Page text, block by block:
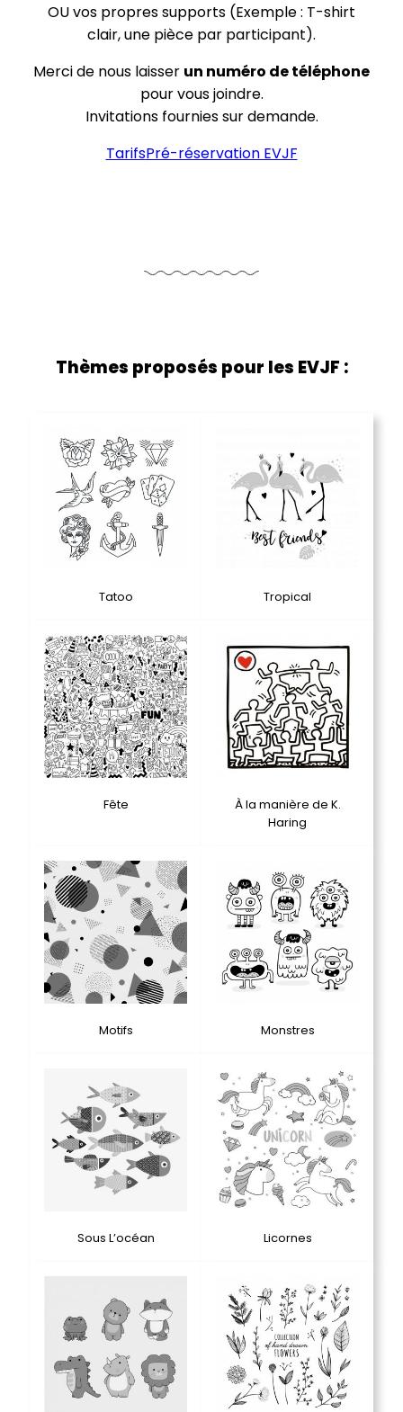
OU vos propres supports (Exemple : T-shirt
clair, une pièce par participant).
Merci de nous laisser un numéro de téléphone
pour vous joindre.
Invitations fournies sur demande.
TarifsPré-réservation EVJF
Thèmes proposés pour les EVJF :
Tatoo Tropical
Fête
À la manière de K.
Haring
Motifs Monstres
Sous L’océan Licornes